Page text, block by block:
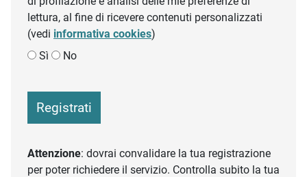
lettura, al fine di ricevere contenuti personalizzati
(vedi informativa cookies)
Sì
No
Registrati
Attenzione: dovrai convalidare la tua registrazione
per poter richiedere il servizio. Controlla subito la tua